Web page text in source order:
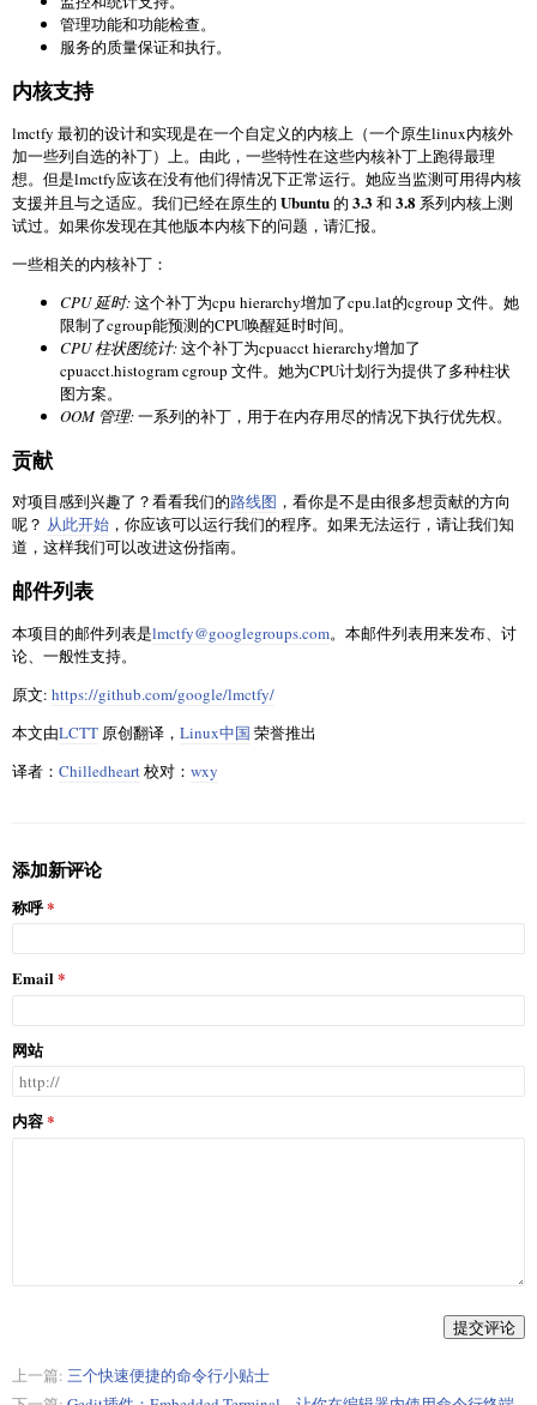
管理功能和功能检查。
服务的质量保证和执行。
内核支持
lmctfy 最初的设计和实现是在一个自定义的内核上（一个原生linux内核外
加一些列自选的补丁）上。由此，一些特性在这些内核补丁上跑得最理
想。但是lmctfy应该在没有他们得情况下正常运行。她应当监测可用得内核
支援并且与之适应。我们已经在原生的 Ubuntu的 3.3 和 3.8 系列内核上测
试过。如果你发现在其他版本内核下的问题，请汇报。
一些相关的内核补丁：
CPU 延时:这个补丁为cpu hierarchy增加了cpu.lat的cgroup 文件。她
限制了cgroup能预测的CPU唤醒延时时间。
CPU 柱状图统计:这个补丁为cpuacct hierarchy增加了
cpuacct.histogram cgroup 文件。她为CPU计划行为提供了多种柱状
图方案。
OOM 管理:一系列的补丁，用于在内存用尽的情况下执行优先权。
贡献
对项目感到兴趣了？看看我们的路线图 ，看你是不是由很多想贡献的方向
呢？ 从此开始 ，你应该可以运行我们的程序。如果无法运行，请让我们知
道，这样我们可以改进这份指南。
邮件列表
本项目的邮件列表是lmctfy@googlegroups.com。本邮件列表用来发布、讨
论、一般性支持。
原文: https://github.com/google/lmctfy/
本文由LCTT 原创翻译， Linux中国 荣誉推出
译者： Chilledheart校对： wxy
添加新评论
称呼
Email
网站
内容
提交评论
上一篇: 三个快速便捷的命令行小贴士